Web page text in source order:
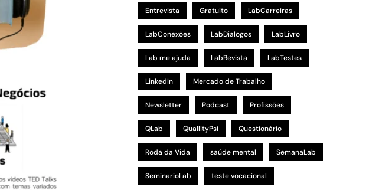
Entrevista Gratuito LabCarreiras
LabConexões LabDialogos LabLivro
Lab me ajuda LabRevista LabTestes
LinkedIn Mercado de Trabalho
Newsletter Podcast Profissões
QLab QuallityPsi Questionário
Roda da Vida saúde mental SemanaLab
SeminarioLab teste vocacional